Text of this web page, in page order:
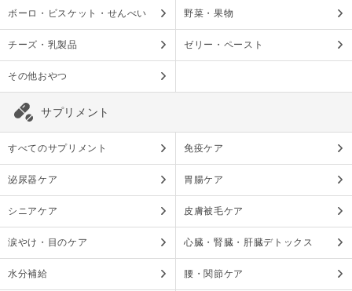
ボーロ・ビスケット・せんべい 野菜・果物
チーズ・乳製品 ゼリー・ペースト
その他おやつ
サプリメント
すべてのサプリメント 免疫ケア
泌尿器ケア 胃腸ケア
シニアケア 皮膚被毛ケア
涙やけ・目のケア 心臓・腎臓・肝臓デトックス
水分補給 腰・関節ケア